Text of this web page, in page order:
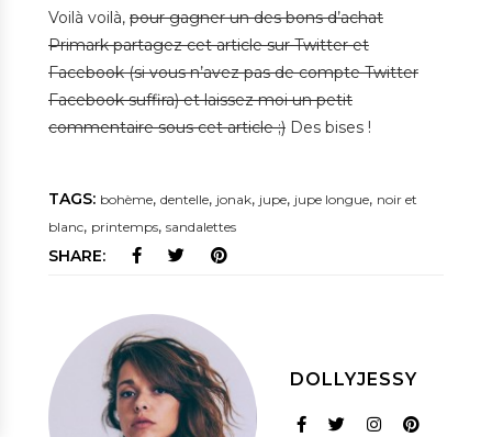
Voilà voilà, pour gagner un des bons d’achat
Primark partagez cet article sur Twitter et
Facebook (si vous n’avez pas de compte Twitter
Facebook suffira) et laissez moi un petit
commentaire sous cet article ;) Des bises !
TAGS: bohème, dentelle, jonak, jupe, jupe longue, noir et
blanc, printemps, sandalettes
SHARE:
DOLLYJESSY